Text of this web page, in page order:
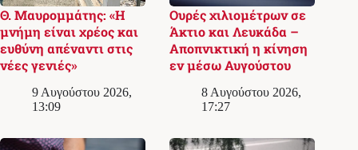
Θ. Μαυρομμάτης: «Η
μνήμη είναι χρέος και
ευθύνη απέναντι στις
νέες γενιές»
9 Αυγούστου 2026,
13:09
Ουρές χιλιομέτρων σε
Άκτιο και Λευκάδα –
Αποπνικτική η κίνηση
εν μέσω Αυγούστου
8 Αυγούστου 2026,
17:27